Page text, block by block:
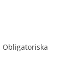
Obligatoriska